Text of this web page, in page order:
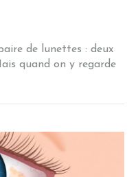
de lunettes : deux
quand on y regarde
petits…